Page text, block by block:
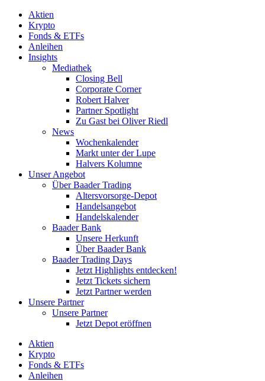
Aktien
Krypto
Fonds & ETFs
Anleihen
Insights
Mediathek
Closing Bell
Corporate Corner
Robert Halver
Partner Spotlight
Zu Gast bei Oliver Riedl
News
Wochenkalender
Markt unter der Lupe
Halvers Kolumne
Unser Angebot
Über Baader Trading
Altersvorsorge-Depot
Handelsangebot
Handelskalender
Baader Bank
Unsere Herkunft
Über Baader Bank
Baader Trading Days
Jetzt Highlights entdecken!
Jetzt Tickets sichern
Jetzt Partner werden
Unsere Partner
Unsere Partner
Jetzt Depot eröffnen
Aktien
Krypto
Fonds & ETFs
Anleihen